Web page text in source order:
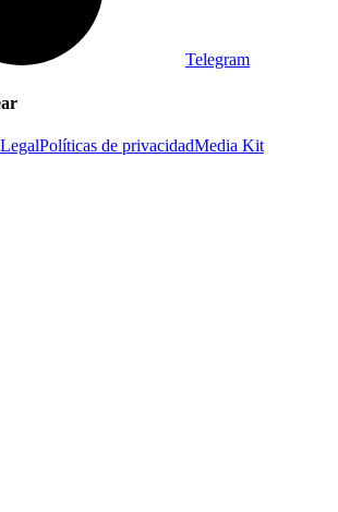
Telegram
Políticas de privacidadMedia Kit